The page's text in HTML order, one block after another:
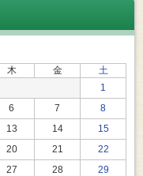
木 金
土
1
6 7
8
13 14
15
20 21
22
27 28
29